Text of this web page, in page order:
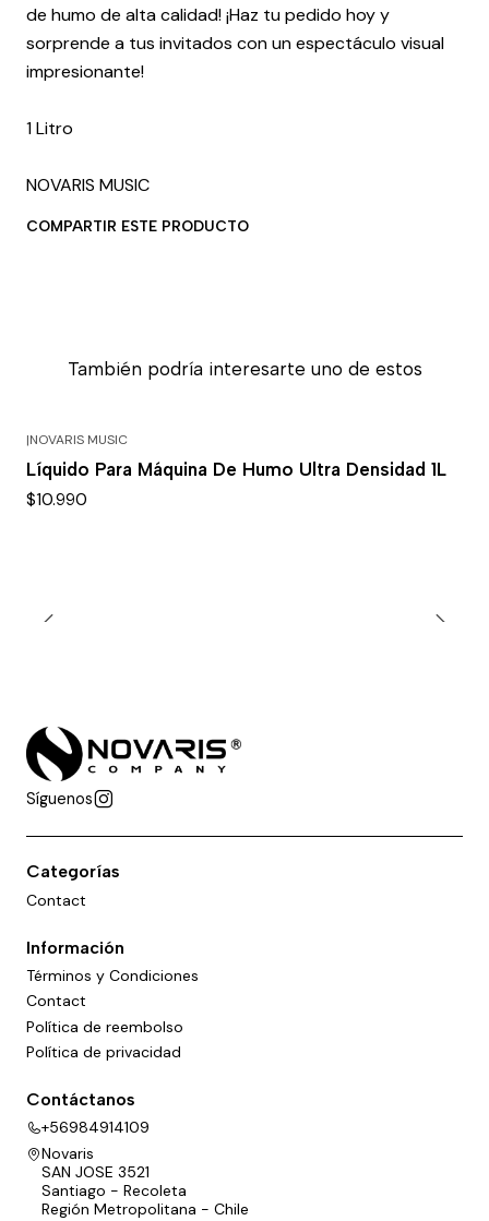
de humo de alta calidad! ¡Haz tu pedido hoy y
sorprende a tus invitados con un espectáculo visual
impresionante!
1 Litro
NOVARIS MUSIC
COMPARTIR ESTE PRODUCTO
También podría interesarte uno de estos
|NOVARIS MUSIC
Líquido Para Máquina De Humo Ultra Densidad 1L
$10.990
Síguenos
Categorías
Contact
Información
Términos y Condiciones
Contact
Política de reembolso
Política de privacidad
Contáctanos
+56984914109
Novaris
SAN JOSE 3521
Santiago - Recoleta
Región Metropolitana - Chile